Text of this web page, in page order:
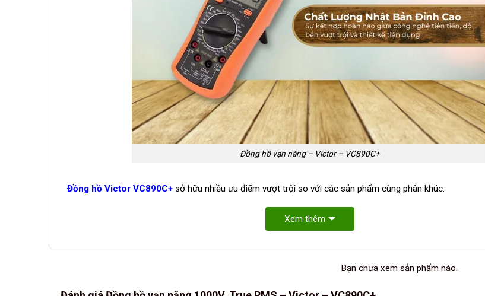
Đồng hồ vạn năng – Victor – VC890C+
Đồng hồ Victor VC890C+ sở hữu nhiều ưu điểm vượt trội so với các sản phẩm cùng phân khúc:
Xem thêm
Bạn chưa xem sản phẩm nào.